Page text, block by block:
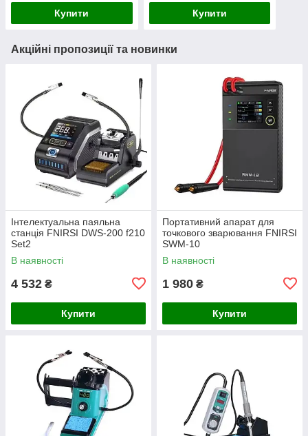
Купити Купити
Акційні пропозиції та новинки
Інтелектуальна паяльна
станція FNIRSI DWS-200 f210
Set2
В наявності
4 532 ₴
Купити
Портативний апарат для
точкового зварювання FNIRSI
SWM-10
В наявності
1 980 ₴
Купити